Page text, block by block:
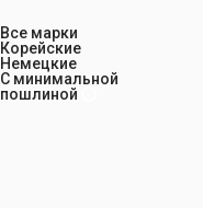
Все марки
Корейские
Немецкие
С минимальной
пошлиной